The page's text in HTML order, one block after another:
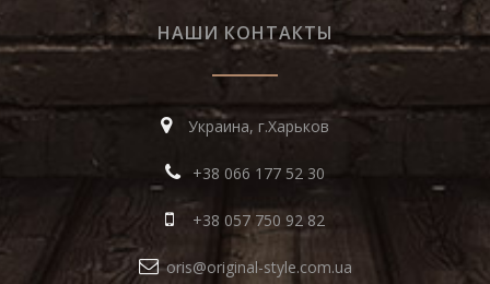
НАШИ КОНТАКТЫ
Украина, г.Харьков
+38 066 177 52 30
+38 057 750 92 82
oris@original-style.com.ua